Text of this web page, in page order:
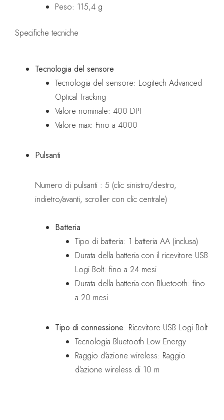
Peso: 115,4 g
Specifiche tecniche
Tecnologia del sensore
Tecnologia del sensore: Logitech Advanced
Optical Tracking
Valore nominale: 400 DPI
Valore max: Fino a 4000
Pulsanti
Numero di pulsanti : 5 (clic sinistro/destro,
indietro/avanti, scroller con clic centrale)
Batteria
Tipo di batteria: 1 batteria AA (inclusa)
Durata della batteria con il ricevitore USB
Logi Bolt: fino a 24 mesi
Durata della batteria con Bluetooth: fino
a 20 mesi
Tipo di connessione: Ricevitore USB Logi Bolt
Tecnologia Bluetooth Low Energy
Raggio d’azione wireless: Raggio
d’azione wireless di 10 m